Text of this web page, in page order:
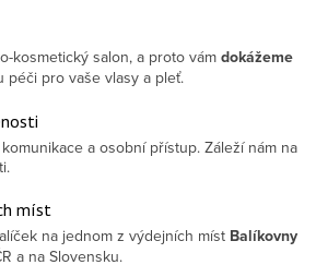
kosmetický salon, a proto vám dokážeme
péči pro vaše vlasy a pleť.
a osobní přístup. Záleží nám na
míst
na jednom z výdejních míst Balíkovny
a na Slovensku.